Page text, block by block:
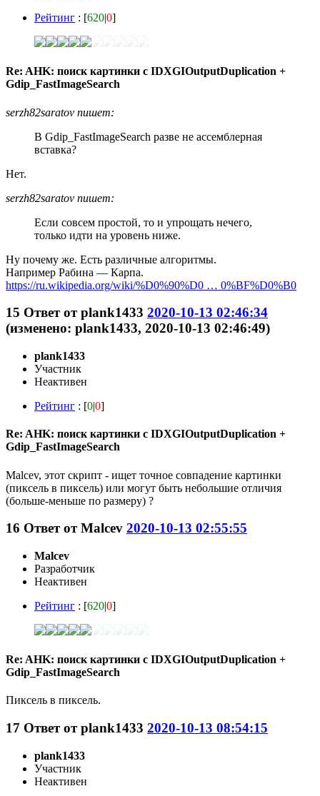
Рейтинг : [620|0]
Re: AHK: поиск картинки с IDXGIOutputDuplication +
Gdip_FastImageSearch
serzh82saratov пишет:
В Gdip_FastImageSearch разве не ассемблерная
вставка?
Нет.
serzh82saratov пишет:
Если совсем простой, то и упрощать нечего,
только идти на уровень ниже.
Ну почему же. Есть различные алгоритмы.
Например Рабина — Карпа.
https://ru.wikipedia.org/wiki/%D0%90%D0 … 0%BF%D0%B0
15 Ответ отplank1433 2020-10-13 02:46:34
(изменено: plank1433, 2020-10-13 02:46:49)
plank1433
Участник
Неактивен
Рейтинг : [0|0]
Re: AHK: поиск картинки с IDXGIOutputDuplication +
Gdip_FastImageSearch
Malcev, этот скрипт - ищет точное совпадение картинки
(пиксель в пиксель) или могут быть небольшие отличия
(больше-меньше по размеру) ?
16 Ответ отMalcev 2020-10-13 02:55:55
Malcev
Разработчик
Неактивен
Рейтинг : [620|0]
Re: AHK: поиск картинки с IDXGIOutputDuplication +
Gdip_FastImageSearch
Пиксель в пиксель.
17 Ответ отplank1433 2020-10-13 08:54:15
plank1433
Участник
Неактивен